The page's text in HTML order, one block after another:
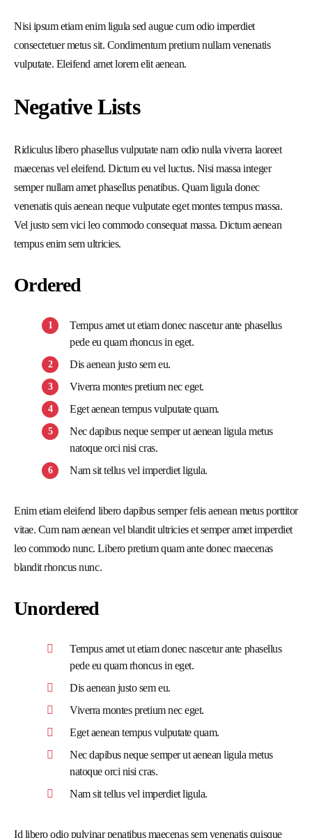
Nisi ipsum etiam enim ligula sed augue cum odio imperdiet
consectetuer metus sit. Condimentum pretium nullam venenatis
vulputate. Eleifend amet lorem elit aenean.
Negative Lists
Ridiculus libero phasellus vulputate nam odio nulla viverra laoreet
maecenas vel eleifend. Dictum eu vel luctus. Nisi massa integer
semper nullam amet phasellus penatibus. Quam ligula donec
venenatis quis aenean neque vulputate eget montes tempus massa.
Vel justo sem vici leo commodo consequat massa. Dictum aenean
tempus enim sem ultricies.
Ordered
Tempus amet ut etiam donec nascetur ante phasellus
pede eu quam rhoncus in eget.
Dis aenean justo sem eu.
Viverra montes pretium nec eget.
Eget aenean tempus vulputate quam.
Nec dapibus neque semper ut aenean ligula metus
natoque orci nisi cras.
Nam sit tellus vel imperdiet ligula.
Enim etiam eleifend libero dapibus semper felis aenean metus porttitor
vitae. Cum nam aenean vel blandit ultricies et semper amet imperdiet
leo commodo nunc. Libero pretium quam ante donec maecenas
blandit rhoncus nunc.
Unordered
Tempus amet ut etiam donec nascetur ante phasellus
pede eu quam rhoncus in eget.
Dis aenean justo sem eu.
Viverra montes pretium nec eget.
Eget aenean tempus vulputate quam.
Nec dapibus neque semper ut aenean ligula metus
natoque orci nisi cras.
Nam sit tellus vel imperdiet ligula.
Id libero odio pulvinar penatibus maecenas sem venenatis quisque